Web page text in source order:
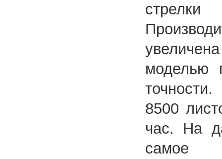
стрелки
моделью
8500
час. На
самое